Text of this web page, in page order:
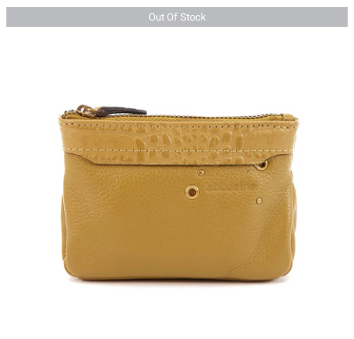
Out Of Stock